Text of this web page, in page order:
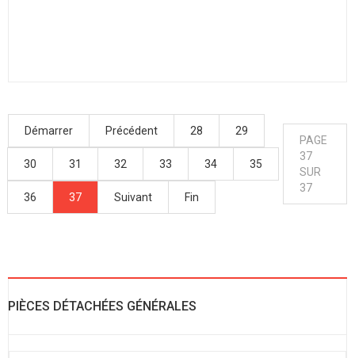
Démarrer Précédent 28 29
30 31 32 33 34 35
36 37 Suivant Fin
PAGE
37
SUR
37
PIÈCES DÉTACHÉES GÉNÉRALES